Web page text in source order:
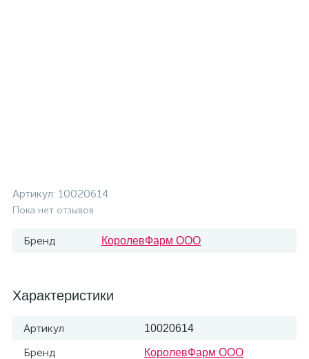
Артикул: 10020614
Пока нет отзывов
Бренд КоролевФарм ООО
Характеристики
Артикул 10020614
Бренд КоролевФарм ООО